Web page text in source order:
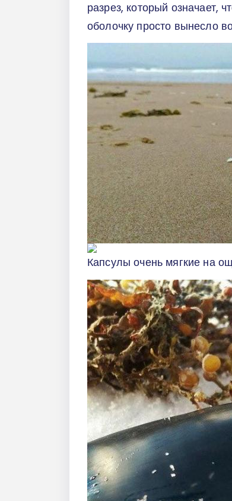
разрез, который означает,
оболочку просто вынесло
Капсулы очень мягкие на